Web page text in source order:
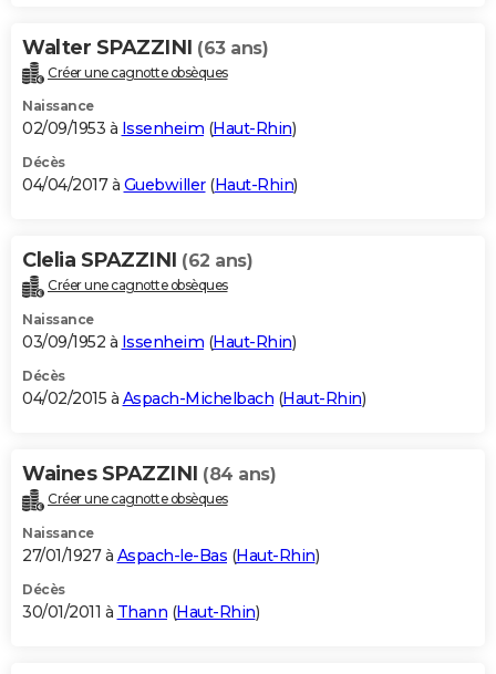
Walter SPAZZINI (63 ans)
Créer une cagnotte obsèques
Naissance
02/09/1953 à Issenheim (Haut-Rhin)
Décès
04/04/2017 à Guebwiller(Haut-Rhin)
Clelia SPAZZINI (62 ans)
Créer une cagnotte obsèques
Naissance
03/09/1952 à Issenheim (Haut-Rhin)
Décès
04/02/2015 à Aspach-Michelbach (Haut-Rhin)
Waines SPAZZINI (84 ans)
Créer une cagnotte obsèques
Naissance
27/01/1927 à Aspach-le-Bas (Haut-Rhin)
Décès
30/01/2011 à Thann (Haut-Rhin)